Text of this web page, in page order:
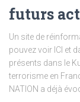
futurs
Un site de
pouvez voir ICI et
présents dans le
terrorisme en
NATION a déjà